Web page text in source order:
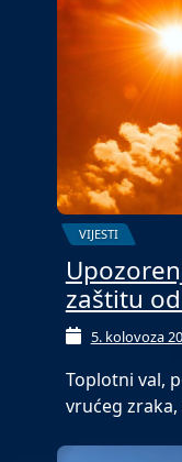
VIJESTI
zaštitu
5. kolovoza
Toplotni val,
vrućeg